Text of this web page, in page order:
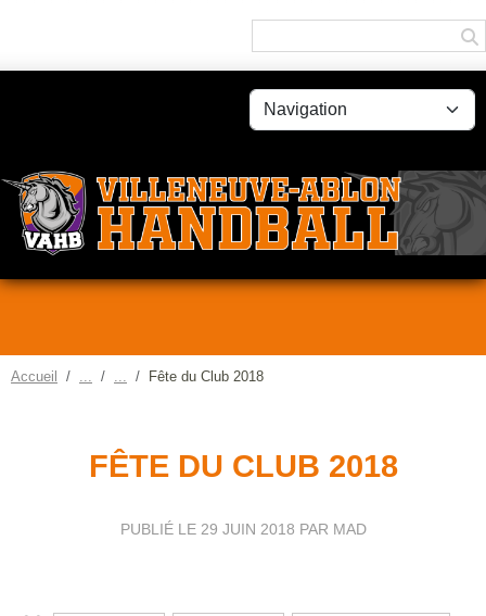
Accueil Fête du Club 2018
FÊTE DU CLUB 2018
PUBLIÉ LE 29 JUIN 2018 PAR MAD